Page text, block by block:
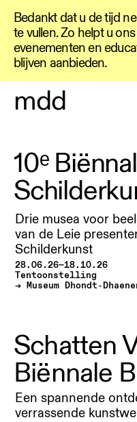
Bedankt dat u de tijd
te vullen. Zo helpt u
evenementen en
blijven aanbieden.
mdd
10ᵉ
Drie musea voor
van de Leie
Schilderkunst
28.06.26—18.10.26
Tentoonstelling
Museum Dhondt-
Schatten
Biënnale
Een spannende
verrassende